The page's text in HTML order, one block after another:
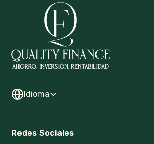
Idioma
Redes Sociales